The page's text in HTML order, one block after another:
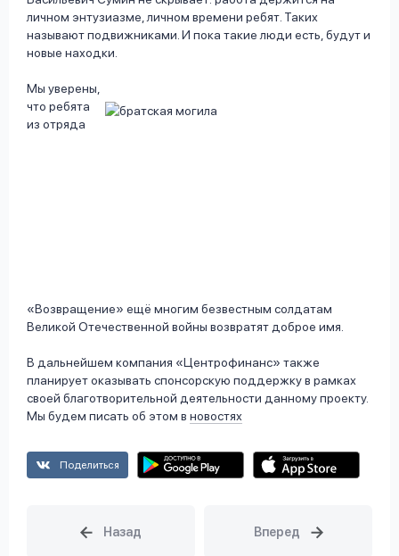
личном энтузиазме, личном времени ребят. Таких
называют подвижниками. И пока такие люди есть, будут и
новые находки.
Мы уверены,
что ребята
из отряда
«Возвращение» ещё многим безвестным солдатам
Великой Отечественной войны возвратят доброе имя.
В дальнейшем компания «Центрофинанс» также
планирует оказывать спонсорскую поддержку в рамках
своей благотворительной деятельности данному проекту.
Мы будем писать об этом в новостях
Поделиться